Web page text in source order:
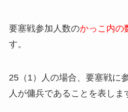
要塞戦参加人数のかっこ内の
す。
25（1）人の場合、要塞戦に
人が傭兵であることを表しま